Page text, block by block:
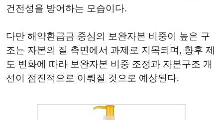
건전성을 방어하는 모습이다.
다만 해약환급금 중심의 보완자본 비중이 높은 구
조는 자본의 질 측면에서 과제로 지목되며, 향후 제
도 변화에 따라 보완자본 비중 조정과 자본구조 개
선이 점진적으로 이뤄질 것으로 예상된다.